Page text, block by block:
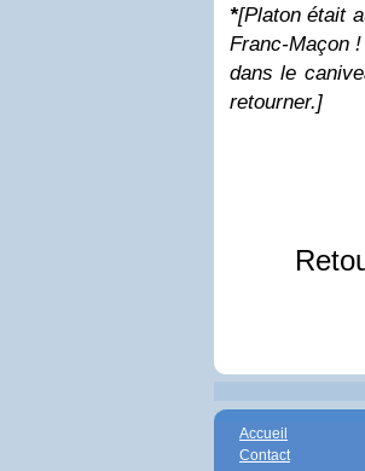
*[Platon était
Franc-Maçon
dans le
retourner.]
Accueil
Contact